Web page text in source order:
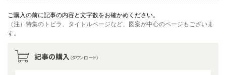
ご購入の前に記事の内容と文字数をお確かめください。
（注）特集のトビラ、タイトルページなど、図案が中心のページもございま
す。
記事の購入 （ダウンロード）